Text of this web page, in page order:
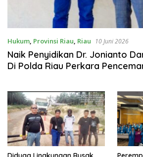
Hukum, Provinsi Riau, Riau 10 Juni 2026
Naik Penyidikan Dr. Jonianto
Di Polda Riau Perkara